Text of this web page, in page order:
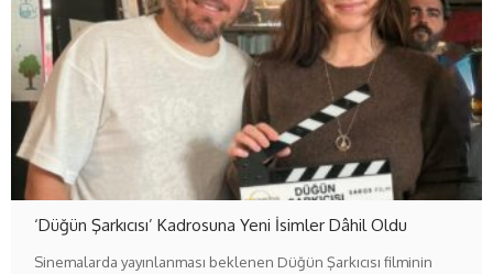
‘Düğün Şarkıcısı’ Kadrosuna Yeni İsimler Dâhil Oldu
Sinemalarda yayınlanması beklenen Düğün Şarkıcısı filminin